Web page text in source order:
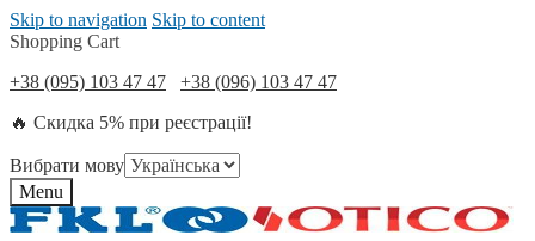
Skip to navigation Skip to content
Shopping Cart
+38 (095) 103 47 47
+38 (096) 103 47 47
🔥 Скидка 5% при реєстрації!
Вибрати мову
Menu